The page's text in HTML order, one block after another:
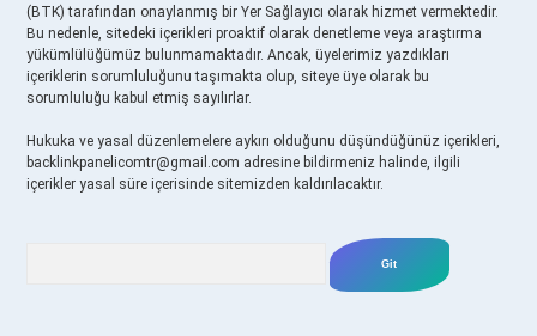
(BTK) tarafından onaylanmış bir Yer Sağlayıcı olarak hizmet vermektedir.
Bu nedenle, sitedeki içerikleri proaktif olarak denetleme veya araştırma
yükümlülüğümüz bulunmamaktadır. Ancak, üyelerimiz yazdıkları
içeriklerin sorumluluğunu taşımakta olup, siteye üye olarak bu
sorumluluğu kabul etmiş sayılırlar.
Hukuka ve yasal düzenlemelere aykırı olduğunu düşündüğünüz içerikleri,
backlinkpanelicomtr@gmail.com adresine bildirmeniz halinde, ilgili
içerikler yasal süre içerisinde sitemizden kaldırılacaktır.